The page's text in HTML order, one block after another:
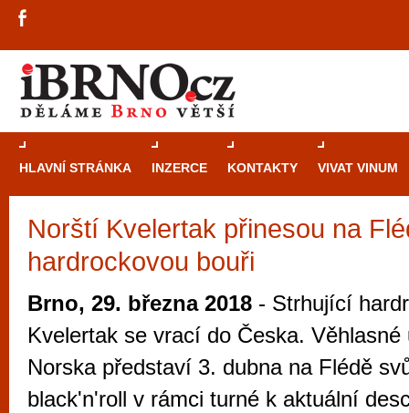
HLAVNÍ STRÁNKA INZERCE KONTAKTY VIVAT VINUM
Norští Kvelertak přinesou na
hardrockovou bouři
Brno, 29. března 2018 - Strhující
Kvelertak se vrací do Česka. Věhlasné
Norska představí 3. dubna na Flédě
black'n'roll v rámci turné k aktuální
Průvodce
Brno je
zajímavé
restaurace,
Mimo jiné je ale také místem, kde si